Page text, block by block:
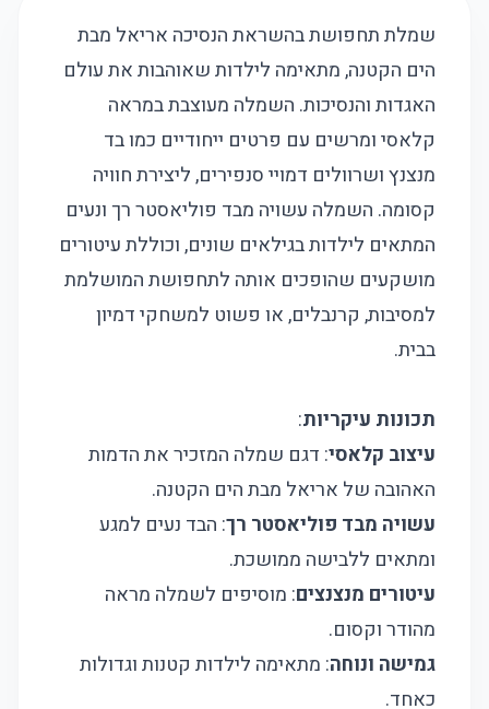
שמלת תחפושת בהשראת הנסיכה אריאל מבת
הים הקטנה, מתאימה לילדות שאוהבות את עולם
האגדות והנסיכות. השמלה מעוצבת במראה
קלאסי ומרשים עם פרטים ייחודיים כמו בד
מנצנץ ושרוולים דמויי סנפירים, ליצירת חוויה
קסומה. השמלה עשויה מבד פוליאסטר רך ונעים
המתאים לילדות בגילאים שונים, וכוללת עיטורים
מושקעים שהופכים אותה לתחפושת המושלמת
למסיבות, קרנבלים, או פשוט למשחקי דמיון
בבית.
תכונות עיקריות:
עיצוב קלאסי: דגם שמלה המזכיר את הדמות
האהובה של אריאל מבת הים הקטנה.
עשויה מבד פוליאסטר רך: הבד נעים למגע
ומתאים ללבישה ממושכת.
עיטורים מנצנצים: מוסיפים לשמלה מראה
מהודר וקסום.
גמישה ונוחה: מתאימה לילדות קטנות וגדולות
כאחד.